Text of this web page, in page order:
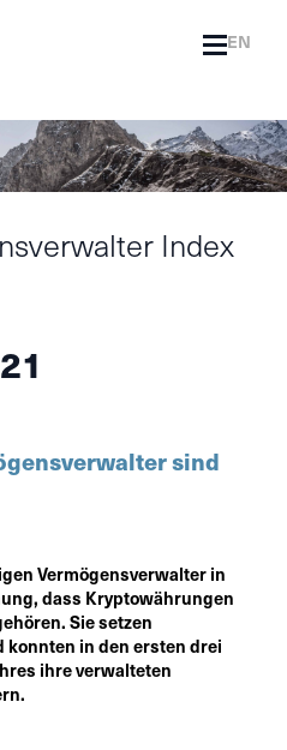
EN
Index
sind
Vermögensverwalter in
dass Kryptowährungen
Sie setzen
in den ersten drei
ihre verwalteten